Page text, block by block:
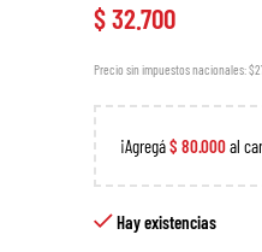
$32.700
Precio sin impuestos nacionales:
¡Agregá$ 80.000al
Hay existencias